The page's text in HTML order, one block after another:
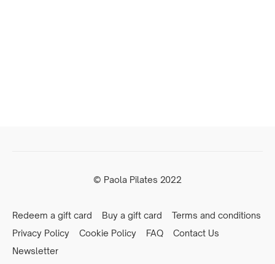
© Paola Pilates 2022
Redeem a gift card Buy a gift card
Terms and conditions
Privacy Policy
Cookie Policy FAQ
Contact Us
Newsletter